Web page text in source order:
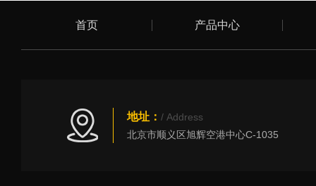
首页 产品中心
地址： / Address
北京市顺义区旭辉空港中心C-1035